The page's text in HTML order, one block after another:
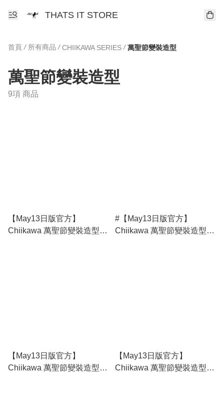
THATS IT STORE
首頁 / 所有商品 / CHIIKAWA SERIES / 萬聖節變裝造型
萬聖節變裝造型
9項 商品
【May13日版官方】
Chiikawa 萬聖節變裝造型掛
#【May13日版官方】
Chiikawa 萬聖節變裝造型掛
【May13日版官方】
Chiikawa 萬聖節變裝造型掛
【May13日版官方】
Chiikawa 萬聖節變裝造型掛